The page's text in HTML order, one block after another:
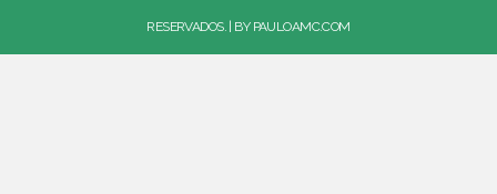
RESERVADOS. | BY PAULOAMC.COM